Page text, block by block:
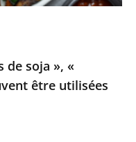
de soja », «
être utilisées